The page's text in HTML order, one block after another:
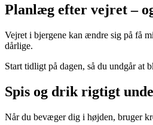
Planlæg efter vejret –
Vejret i bjergene kan ændre sig på få
dårlige.
Start tidligt på dagen, så du undgår
Spis og drik rigtigt
Når du bevæger dig i højden, bruger